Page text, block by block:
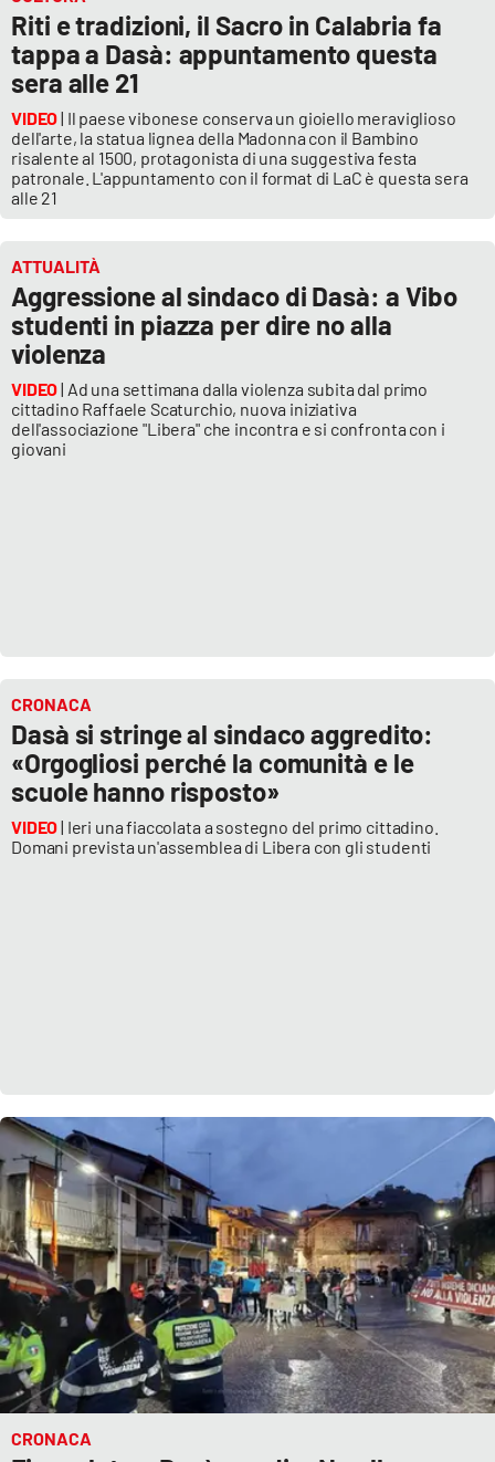
Riti e tradizioni, il Sacro in Calabria fa
tappa a Dasà: appuntamento questa
sera alle 21
VIDEO| Il paese vibonese conserva un gioiello meraviglioso
dell'arte, la statua lignea della Madonna con il Bambino
risalente al 1500, protagonista di una suggestiva festa
patronale. L'appuntamento con il format di LaC è questa sera
alle 21
ATTUALITÀ
Aggressione al sindaco di Dasà: a Vibo
studenti in piazza per dire no alla
violenza
VIDEO| Ad una settimana dalla violenza subita dal primo
cittadino Raffaele Scaturchio, nuova iniziativa
dell'associazione "Libera" che incontra e si confronta con i
giovani
CRONACA
Dasà si stringe al sindaco aggredito:
«Orgogliosi perché la comunità e le
scuole hanno risposto»
VIDEO| Ieri una fiaccolata a sostegno del primo cittadino.
Domani prevista un'assemblea di Libera con gli studenti
CRONACA